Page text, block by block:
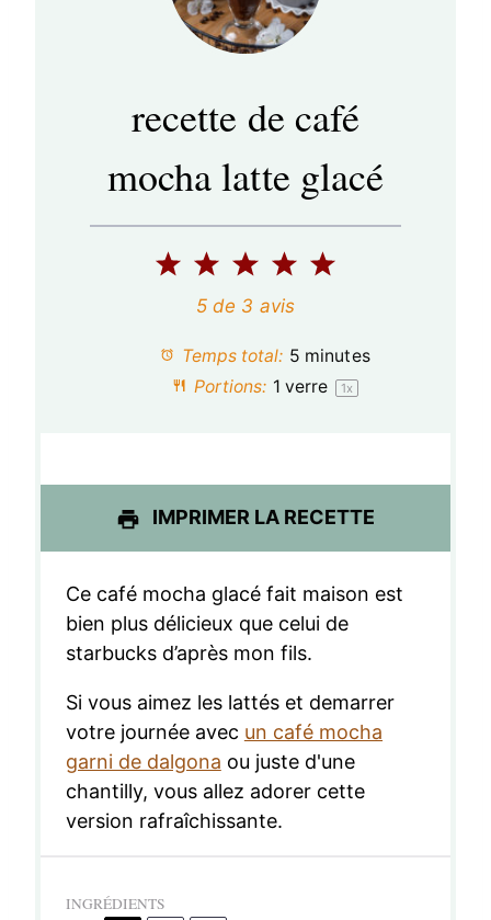
recette de café
mocha latte glacé
5
t
o
e
s
4
t
o
e
s
3
é
t
o
e
s
2
é
t
o
e
s
1
t
o
e
5 de 3 avis
Temps total: 5 minutes
Portions: 1 verre 1x
IMPRIMER LA RECETTE
Ce café mocha glacé fait maison est
bien plus délicieux que celui de
starbucks d’après mon fils.
Si vous aimez les lattés et demarrer
votre journée avec un café mocha
garni de dalgona ou juste d'une
chantilly, vous allez adorer cette
version rafraîchissante.
INGRÉDIENTS